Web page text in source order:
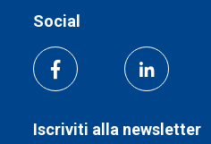
Social
Iscriviti alla newsletter